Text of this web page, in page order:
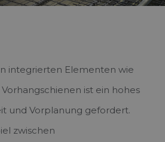
integrierten Elementen wie
ist ein hohes
und Vorplanung gefordert.
zwischen